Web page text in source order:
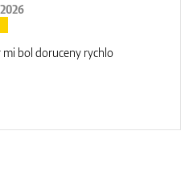
mi bol doruceny rychlo